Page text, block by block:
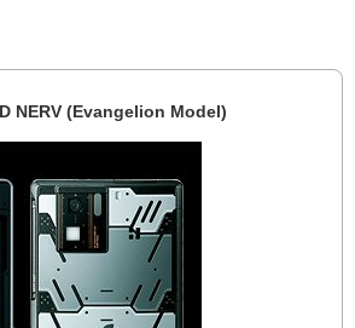
NERV (Evangelion Model)